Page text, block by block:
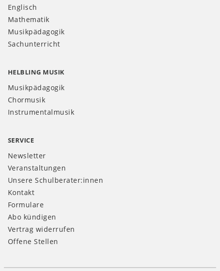
Englisch
Mathematik
Musikpädagogik
Sachunterricht
HELBLING MUSIK
Musikpädagogik
Chormusik
Instrumentalmusik
SERVICE
Newsletter
Veranstaltungen
Unsere Schulberater:innen
Kontakt
Formulare
Abo kündigen
Vertrag widerrufen
Offene Stellen